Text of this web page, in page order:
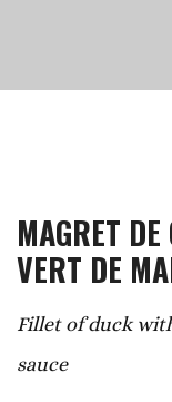
MAGRET
VERT DE
Fillet of duck
sauce